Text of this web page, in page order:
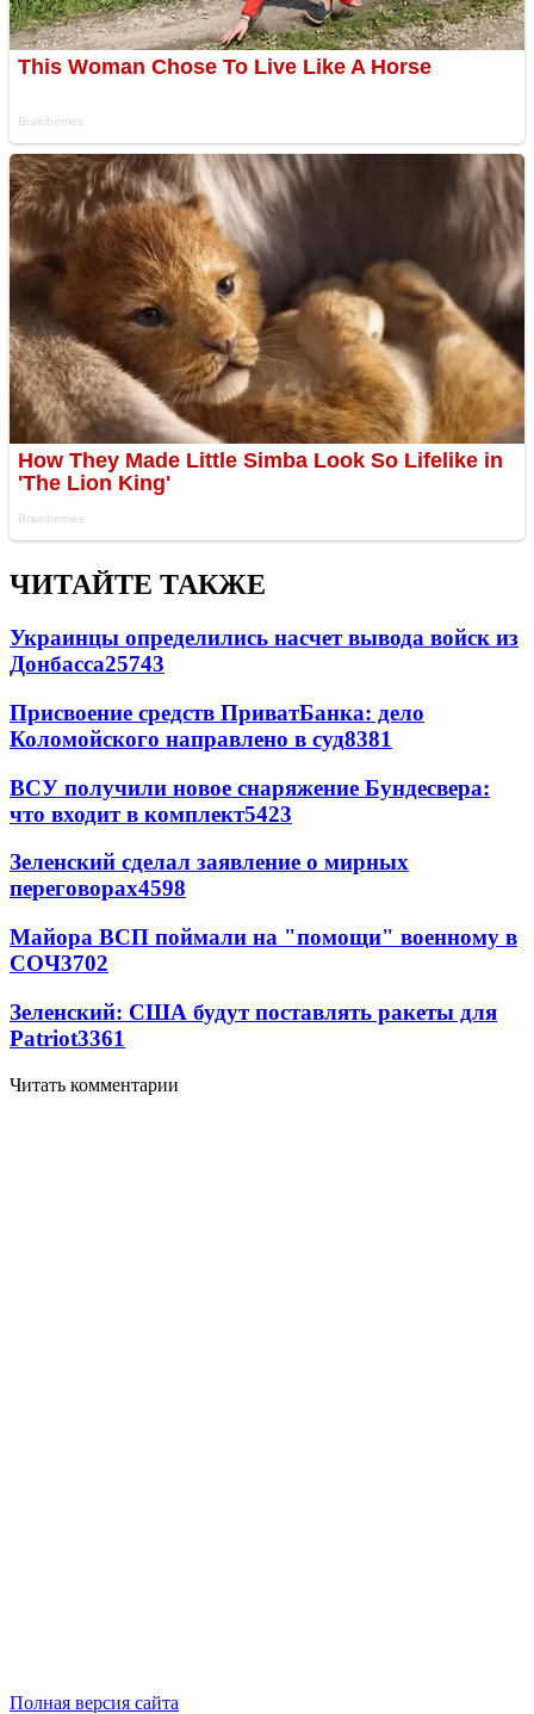
ЧИТАЙТЕ ТАКЖЕ
Украинцы определились насчет вывода войск из
Донбасса25743
Присвоение средств ПриватБанка: дело
Коломойского направлено в суд8381
ВСУ получили новое снаряжение Бундесвера:
что входит в комплект5423
Зеленский сделал заявление о мирных
переговорах4598
Майора ВСП поймали на "помощи" военному в
СОЧ3702
Зеленский: США будут поставлять ракеты для
Patriot3361
Читать комментарии
Полная версия сайта